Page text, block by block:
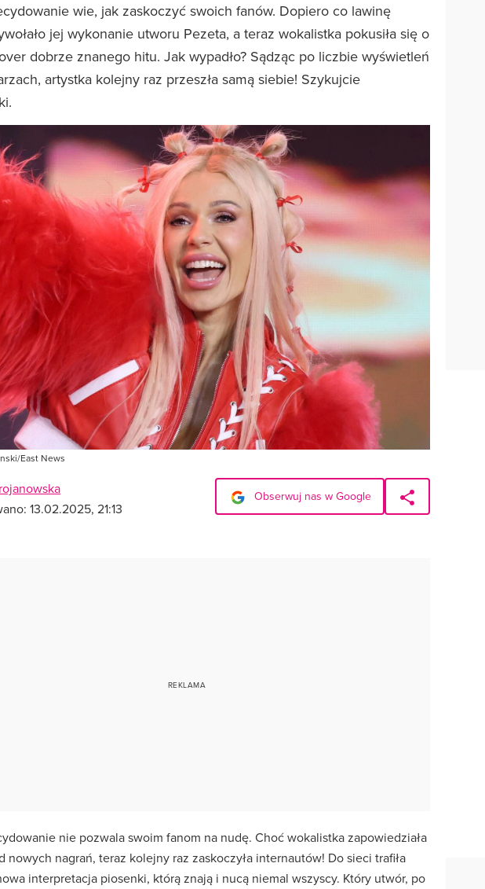
wie, jak zaskoczyć swoich fanów. Dopiero co lawinę
jej wykonanie utworu Pezeta, a teraz wokalistka pokusiła się o
dobrze znanego hitu. Jak wypadło? Sądząc po liczbie wyświetleń
artystka kolejny raz przeszła samą siebie! Szykujcie
East News
13.02.2025, 21:13
Obserwuj nas w Google
nie pozwala swoim fanom na nudę. Choć wokalistka zapowiedziała
nowych nagrań, teraz kolejny raz zaskoczyła internautów! Do sieci trafiła
interpretacja piosenki, którą znają i nucą niemal wszyscy. Który utwór, po